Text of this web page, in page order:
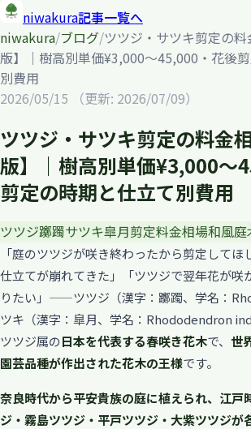
niwakura記事一覧へ
niwakura/ブログ/ツツジ・サツキ剪定の
版】｜樹高別単価¥3,000〜45,000・花後
別費用
2026/05/15 （更新: 2026/07/09）
ツツジ・サツキ剪定の料金
版】｜樹高別単価¥3,000〜
剪定の時期と仕立て別費用
ツツジ躑躅サツキ皐月剪定料金相場和風庭
「庭のツツジが咲き終わったから剪定してほ
仕立てが崩れてきた」「ツツジで翌年花が咲
りたい」——ツツジ（漢字：躑躅、学名：
ツキ（漢字：皐月、学名：Rhododendron
ツツジ属の日本を代表する春咲き花木で、 世
園芸品種が作出された花木の王様です。
奈良時代から平安貴族の庭に植えられ、江戸
ジ・霧島ツツジ・平戸ツツジ・大紫ツツジが